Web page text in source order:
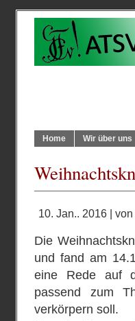
Home Wir über uns
10. Jan.. 2016 | von
Die
und fand am
eine Rede auf
passend zum
verkörpern soll.